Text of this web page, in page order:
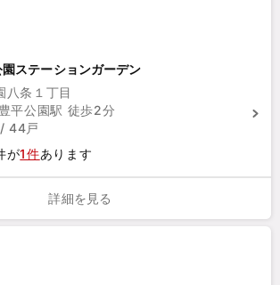
ステーションガーデン
八条１丁目
平公園駅 徒歩2分
44戸
が1件あります
詳細を見る